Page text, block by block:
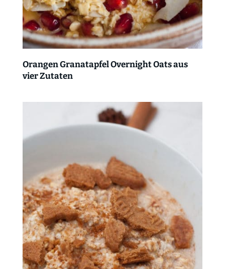
Orangen Granatapfel Overnight Oats aus
vier Zutaten